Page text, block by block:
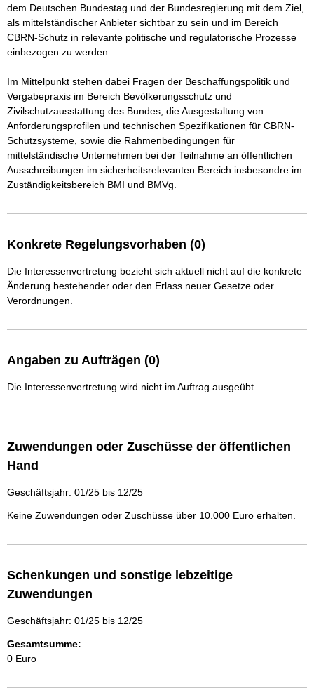
dem Deutschen Bundestag und der Bundesregierung mit dem Ziel,
als mittelständischer Anbieter sichtbar zu sein und im Bereich
CBRN-Schutz in relevante politische und regulatorische Prozesse
einbezogen zu werden.
Im Mittelpunkt stehen dabei Fragen der Beschaffungspolitik und
Vergabepraxis im Bereich Bevölkerungsschutz und
Zivilschutzausstattung des Bundes, die Ausgestaltung von
Anforderungsprofilen und technischen Spezifikationen für CBRN-
Schutzsysteme, sowie die Rahmenbedingungen für
mittelständische Unternehmen bei der Teilnahme an öffentlichen
Ausschreibungen im sicherheitsrelevanten Bereich insbesondre im
Zuständigkeitsbereich BMI und BMVg.
Konkrete Regelungsvorhaben (0)
Die Interessenvertretung bezieht sich aktuell nicht auf die konkrete
Änderung bestehender oder den Erlass neuer Gesetze oder
Verordnungen.
Angaben zu Aufträgen (0)
Die Interessenvertretung wird nicht im Auftrag ausgeübt.
Zuwendungen oder Zuschüsse der öffentlichen
Hand
Geschäftsjahr: 01/25 bis 12/25
Keine Zuwendungen oder Zuschüsse über 10.000 Euro erhalten.
Schenkungen und sonstige lebzeitige
Zuwendungen
Geschäftsjahr: 01/25 bis 12/25
Gesamtsumme:
0 Euro